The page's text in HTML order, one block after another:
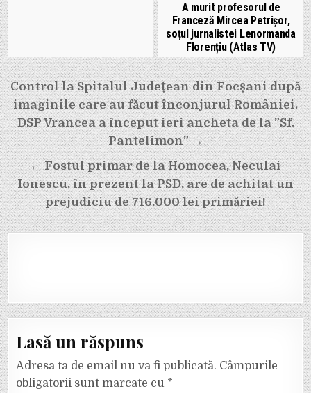
A murit profesorul de
Franceză Mircea Petrișor,
soțul jurnalistei Lenormanda
Florențiu (Atlas TV)
Navigare
în
articole
Control la Spitalul Județean din Focșani după
imaginile care au făcut înconjurul României.
DSP Vrancea a început ieri ancheta de la ”Sf.
Pantelimon” →
← Fostul primar de la Homocea, Neculai
Ionescu, în prezent la PSD, are de achitat un
prejudiciu de 716.000 lei primăriei!
Lasă un răspuns
Adresa ta de email nu va fi publicată. Câmpurile
obligatorii sunt marcate cu *